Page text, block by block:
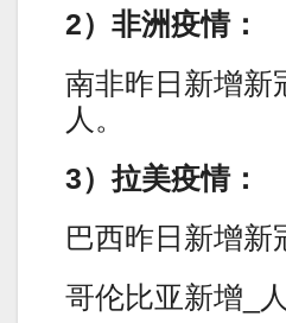
2）非洲疫情：
南非昨日新增新
人。
3）拉美疫情：
巴西昨日新增新
哥伦比亚新增_人